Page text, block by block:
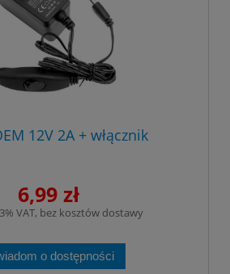
12V 2A + włącznik
6,99 zł
VAT, bez kosztów dostawy
o dostępności